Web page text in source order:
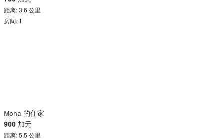
距离: 3.6 公里
房间: 1
Mona 的住家
900 加元
距离: 5.5 公里